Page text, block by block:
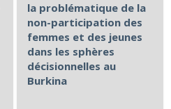
la problématique de la
non-participation des
femmes et des jeunes
dans les sphères
décisionnelles au
Burkina